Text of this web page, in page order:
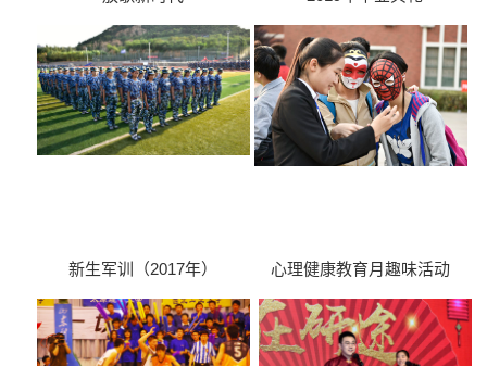
新生军训（2017年）
心理健康教育月趣味活动
（2017）